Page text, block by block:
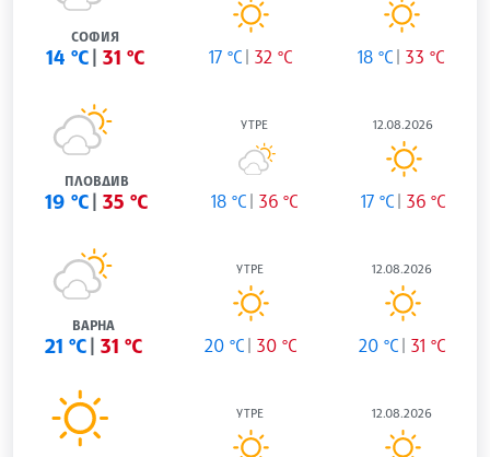
СОФИЯ
14 °C 31 °C 17 °C 32 °C 18 °C 33 °C
ПЛОВДИВ
19 °C 35 °C
УТРЕ
18 °C 36 °C
12.08.2026
17 °C 36 °C
ВАРНА
21 °C 31 °C
УТРЕ
20 °C 30 °C
12.08.2026
20 °C 31 °C
УТРЕ 12.08.2026